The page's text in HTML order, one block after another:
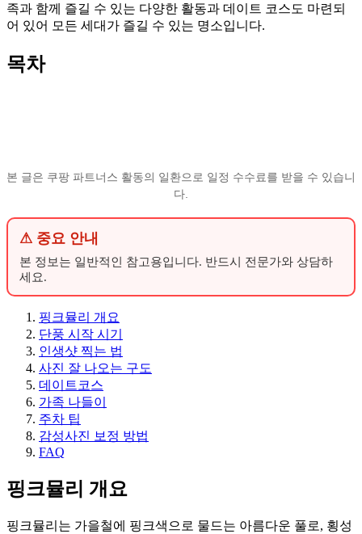
족과 함께 즐길 수 있는 다양한 활동과 데이트 코스도 마련되
어 있어 모든 세대가 즐길 수 있는 명소입니다.
목차
본 글은 쿠팡 파트너스 활동의 일환으로 일정 수수료를 받을 수 있습니
다.
⚠ 중요 안내
본 정보는 일반적인 참고용입니다. 반드시 전문가와 상담하
세요.
핑크뮬리 개요
단풍 시작 시기
인생샷 찍는 법
사진 잘 나오는 구도
데이트코스
가족 나들이
주차 팁
감성사진 보정 방법
FAQ
핑크뮬리 개요
핑크뮬리는 가을철에 핑크색으로 물드는 아름다운 풀로, 횡성